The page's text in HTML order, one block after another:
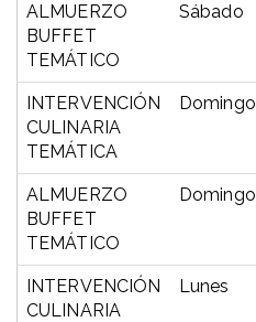
ALMUERZO
BUFFET
TEMÁTICO
Sábado
INTERVENCIÓN
CULINARIA
TEMÁTICA
Domingo
ALMUERZO
BUFFET
TEMÁTICO
Domingo
INTERVENCIÓN
CULINARIA
Lunes